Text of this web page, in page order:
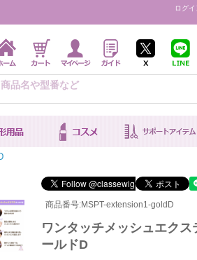
ログイ
ラ別おすすめ商品を見る
商品番号:MSPT-extension1-goldD
ワンタッチメッシュエクス
ールドD